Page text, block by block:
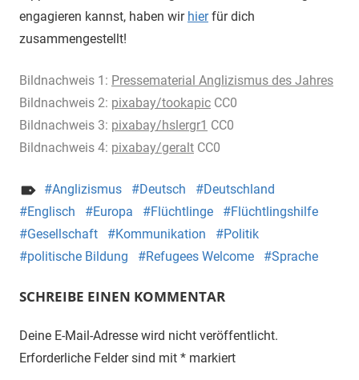
engagieren kannst, haben wir hierfür dich
zusammengestellt!
Bildnachweis 1: Pressematerial Anglizismus des Jahres
Bildnachweis 2: pixabay/tookapic CC0
Bildnachweis 3: pixabay/hslergr1 CC0
Bildnachweis 4: pixabay/geralt CC0
Anglizismus Deutsch
Deutschland
Englisch
Europa Flüchtlinge
Flüchtlingshilfe
Gesellschaft
Kommunikation
Politik
politische Bildung
Refugees Welcome Sprache
SCHREIBE EINEN KOMMENTAR
Deine E-Mail-Adresse wird nicht veröffentlicht.
Erforderliche Felder sind mit * markiert